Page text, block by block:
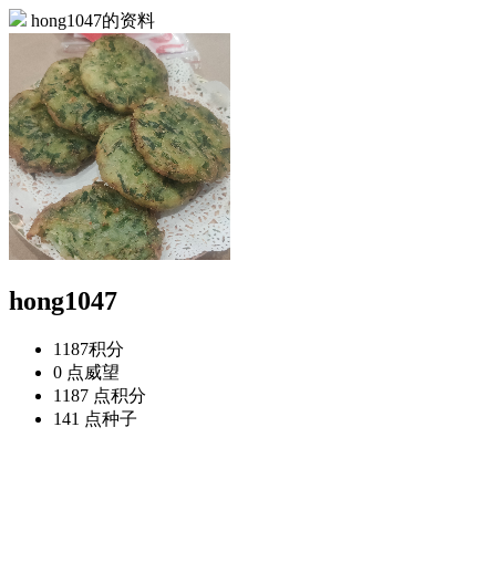
hong1047的资料
hong1047
1187积分
0 点威望
1187 点积分
141 点种子